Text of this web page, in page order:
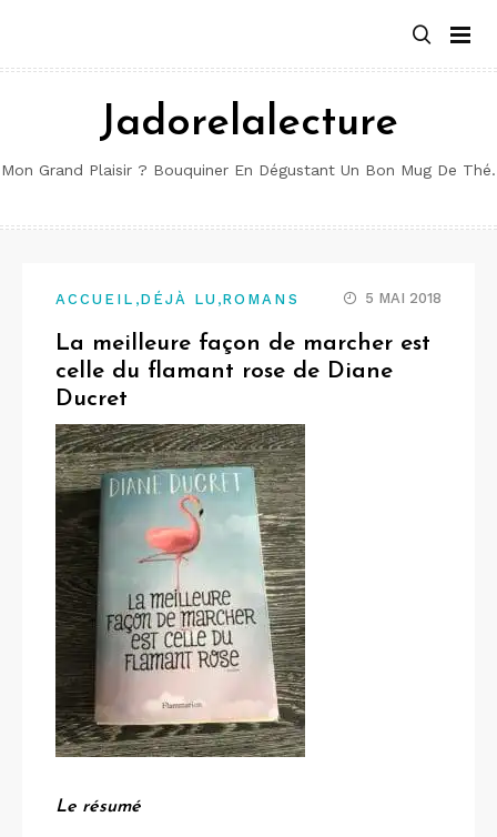
contenu
Jadorelalecture
Mon Grand Plaisir ? Bouquiner En Dégustant Un Bon Mug De Thé.
ACCUEIL ,DÉJÀ LU ,ROMANS 5 MAI 2018
La meilleure façon de marcher est
celle du flamant rose de Diane
Ducret
Le résumé